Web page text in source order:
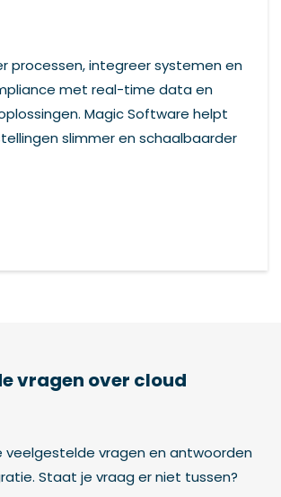
processen, integreer systemen en
met real-time data en
Magic Software helpt
slimmer en schaalbaarder
vragen over cloud
veelgestelde vragen en antwoorden
Staat je vraag er niet tussen?